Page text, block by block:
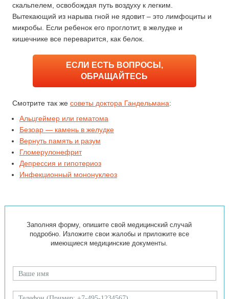
скальпелем, освобождая путь воздуху к легким.
Вытекающий из нарыва гной не ядовит – это лимфоциты и
микробы. Если ребенок его проглотит, в желудке и
кишечнике все переварится, как белок.
ЕСЛИ ЕСТЬ ВОПРОСЫ,
ОБРАЩАЙТЕСЬ
Смотрите так же советы доктора Гандельмана:
Альцгеймер или гематома
Безоар — камень в желудке
Вернуть память и разум
Гломерулонефрит
Депрессия и гипотериоз
Инфекционный мононуклеоз
Заполняя форму, опишите свой медицинский случай
подробно. Изложите свои жалобы и приложите все
имеющиеся медицинские документы.